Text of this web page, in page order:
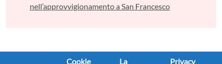
nell’approvvigionamento a San Francesco
Cookie
La
Privacy